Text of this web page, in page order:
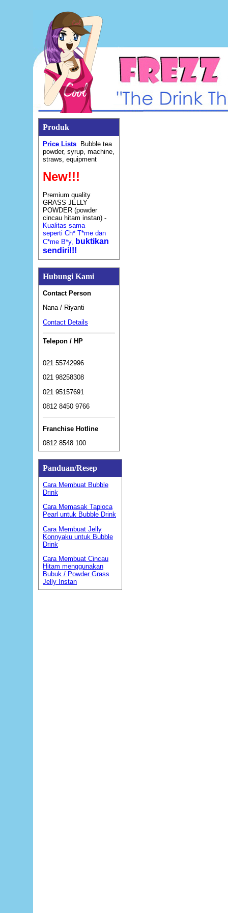
Produk
Price Lists Bubble tea
powder, syrup, machine,
straws, equipment
New!!!
Premium quality
GRASS JELLY
POWDER (powder
cincau hitam instan) -
Kualitas sama
seperti Ch* T*me dan
C*me B*y,
buktikan
sendiri!!!
Hubungi Kami
Contact Person
Nana / Riyanti
Contact Details
Telepon / HP
021 55742996
021 98258308
021 95157691
0812 8450 9766
Franchise Hotline
0812 8548 100
Panduan/Resep
Cara Membuat Bubble
Drink
Cara Memasak Tapioca
Pearl untuk Bubble Drink
Cara Membuat Jelly
Konnyaku untuk Bubble
Drink
Cara Membuat Cincau
Hitam menggunakan
Bubuk / Powder Grass
Jelly Instan